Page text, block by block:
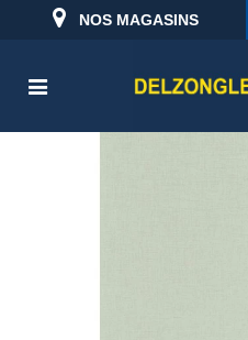
NOS MAGASINS